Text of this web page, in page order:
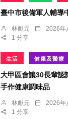
臺中市後備軍人輔導
林獻元 2026年
1 分享
生活 健康及醫療
大甲區會讓30長輩
手作健康調味品
林獻元 2026年
1 分享